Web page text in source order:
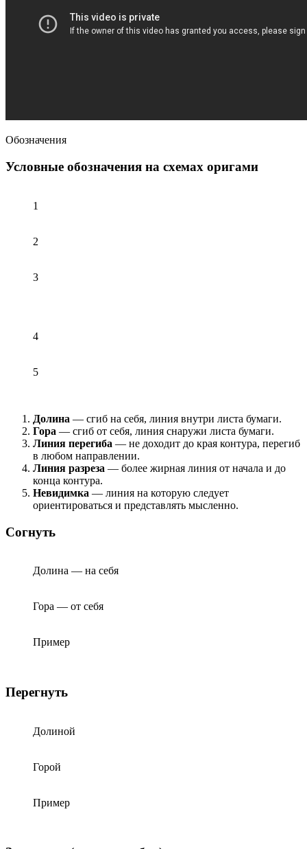
Обозначения
Условные обозначения на схемах оригами
1
2
3
4
5
Долина — сгиб на себя, линия внутри листа бумаги.
Гора — сгиб от себя, линия снаружи листа бумаги.
Линия перегиба — не доходит до края контура, перегиб
в любом направлении.
Линия разреза — более жирная линия от начала и до
конца контура.
Невидимка — линия на которую следует
ориентироваться и представлять мысленно.
Согнуть
Долина — на себя
Гора — от себя
Пример
Перегнуть
Долиной
Горой
Пример